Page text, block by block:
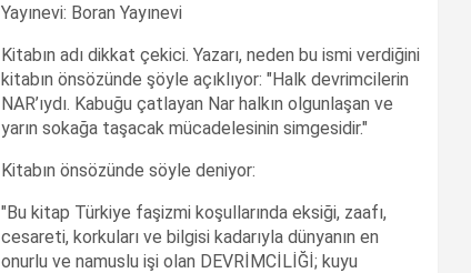
Yayınevi: Boran Yayınevi
Kitabın adı dikkat çekici. Yazarı, neden bu ismi verdiğini
kitabın önsözünde şöyle açıklıyor: "Halk devrimcilerin
NAR’ıydı. Kabuğu çatlayan Nar halkın olgunlaşan ve
yarın sokağa taşacak mücadelesinin simgesidir."
Kitabın önsözünde söyle deniyor:
"Bu kitap Türkiye faşizmi koşullarında eksiği, zaafı,
cesareti, korkuları ve bilgisi kadarıyla dünyanın en
onurlu ve namuslu işi olan DEVRİMCİLİĞİ; kuyu